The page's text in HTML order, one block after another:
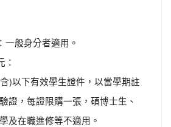
般身分者適用。
)以下有效學生證件，以當學期註
證，每證限購一張，碩博士生、
及在職進修等不適用。